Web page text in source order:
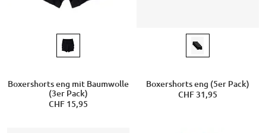
Boxershorts eng mit Baumwolle
(3er Pack)
CHF 15,95
Boxershorts eng (5er Pack)
CHF 31,95